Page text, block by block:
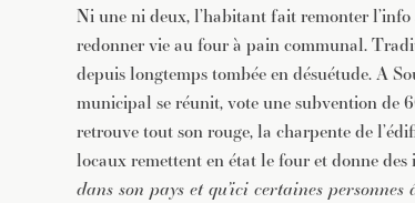
Ni une ni deux, l’habitant fait remonter
redonner vie au four à pain communal.
depuis longtemps tombée en désuétude. A
municipal se réunit, vote une subvention de
retrouve tout son rouge, la charpente de
locaux remettent en état le four et donne des
dans son pays et qu’ici certaines